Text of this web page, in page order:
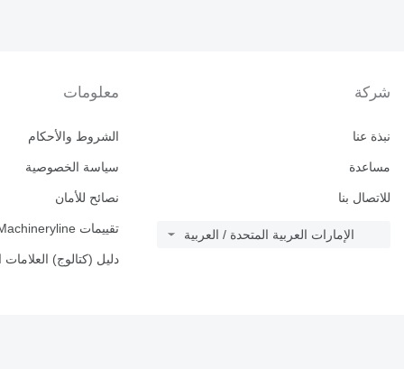
شركة
نبذة عنا
مساعدة
للاتصال بنا
الإمارات العربية المتحدة / العربية
معلومات
الشروط والأحكام
سياسة الخصوصية
نصائح للأمان
تقييمات Machineryline
دليل (كتالوج) العلامات